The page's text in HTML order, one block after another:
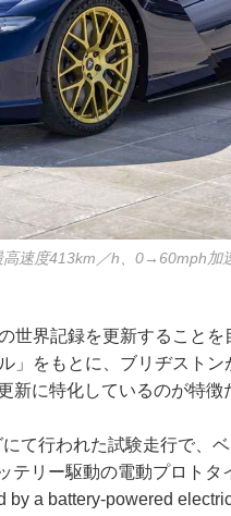
速度413km／h、0→60mph加
世界記録を更新すること
」をもとに、ブリヂストン
新に特化しているのが特徴
て行われた試験走行で、
テリー駆動の電動プロト
a battery-powered